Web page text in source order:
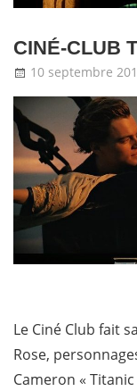
CINÉ-CLUB
10 septembre
Le Ciné Club fait
Rose,
Cameron «